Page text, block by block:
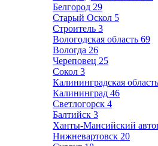
Белгород 29
Старый Оскол 5
Строитель 3
Вологодская область 69
Вологда 26
Череповец 25
Сокол 3
Калининградская область
Калининград 46
Светлогорск 4
Балтийск 3
Ханты-Мансийский
Нижневартовск 20